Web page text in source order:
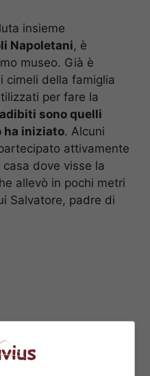
insieme
Napoletani, è
museo. Già è
cimeli della famiglia
per fare la
sono quelli
ha iniziato. Alcuni
attivamente
dove visse la
allevò in pochi metri
Salvatore, padre di